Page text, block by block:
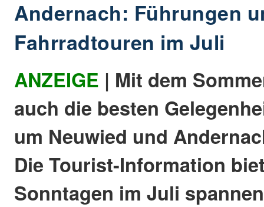
Andernach: Führungen
Fahrradtouren im Juli
ANZEIGE | Mit dem
auch die besten
um Neuwied und
Die Tourist-Information
Sonntagen im Juli